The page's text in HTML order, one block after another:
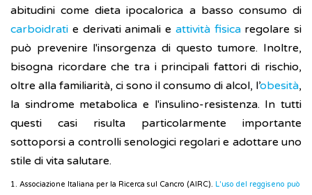
abitudini come dieta ipocalorica a basso consumo di
carboidrati e derivati animali e attività fisicaregolare si
può prevenire l'insorgenza di questo tumore. Inoltre,
bisogna ricordare che tra i principali fattori di rischio,
oltre alla familiarità, ci sono il consumo di alcol, l’obesità,
la sindrome metabolica e l'insulino-resistenza. In tutti
questi casi risulta particolarmente importante
sottoporsi a controlli senologici regolari e adottare uno
stile di vita salutare.
1. Associazione Italiana per la Ricerca sul Cancro (AIRC). L'uso del reggiseno può